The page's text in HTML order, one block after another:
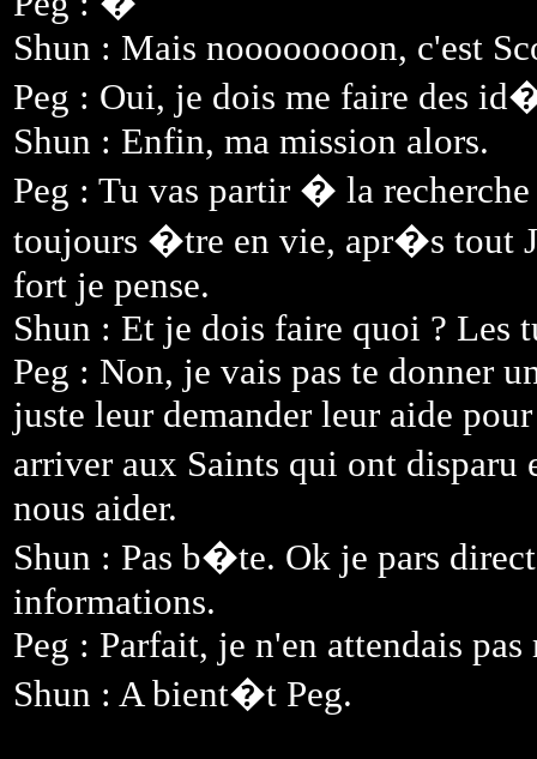
Shun : Mais noooooooon, c'est
Peg : Oui, je dois me faire des
Shun : Enfin, ma mission alors.
Peg : Tu vas partir � la
toujours �tre en vie, apr�s tout
fort je pense.
Shun : Et je dois faire quoi ? Les
Peg : Non, je vais pas te donner
juste leur demander leur aide
arriver aux Saints qui ont
nous aider.
Shun : Pas b�te. Ok je pars
informations.
Peg : Parfait, je n'en attendais
Shun : A bient�t Peg.